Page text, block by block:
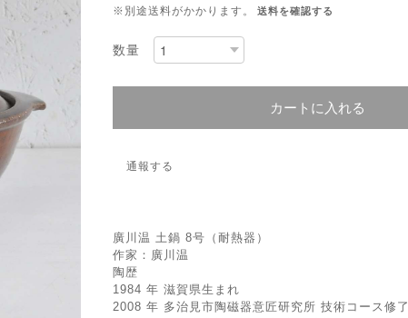
※別途送料がかかります。 送料を確認する
数量
カートに入れる
通報する
廣川温 土鍋 8号（耐熱器）
作家：廣川温
陶歴
1984 年 滋賀県生まれ
2008 年 多治見市陶磁器意匠研究所 技術コース修了